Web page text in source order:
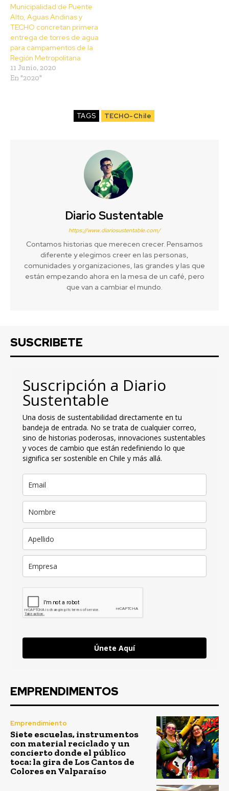
Municipalidad de Puente
Alto, Aguas Andinas y
TECHO concretan primera
entrega de torres de agua
para campamentos de la
Región Metropolitana
11 Junio, 2020
En "2020"
TAGS TECHO-Chile
Diario Sustentable
https://www.diariosustentable.com/
Contamos historias que merecen crecer. Pensamos
diferente y elegimos creer en las personas,
comunidades y organizaciones, las grandes y las que
están empezando ahora en la mesa de un café, pero
que van a cambiar el mundo.
SUSCRIBETE
Suscripción a Diario
Sustentable
Una dosis de sustentabilidad directamente en tu
bandeja de entrada. No se trata de cualquier correo,
sino de historias poderosas, innovaciones sustentables
y voces de cambio que están redefiniendo lo que
significa ser sostenible en Chile y más allá.
Únete Aquí
EMPRENDIMENTOS
Emprendimiento
Siete escuelas, instrumentos
con material reciclado y un
concierto donde el público
toca: la gira de Los Cantos de
Colores en Valparaíso